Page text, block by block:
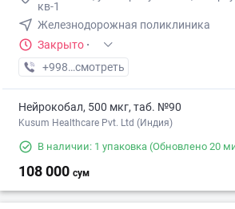
кв-1
Железнодорожная поликлиника
Закрыто ·
+998 (90) XXX-XX-XX
смотреть
Нейрокобал, 500 мкг, таб. №90
Kusum Healthcare Pvt. Ltd (Индия)
В наличии: 1 упаковка (Обновлено 20
108 000 сум